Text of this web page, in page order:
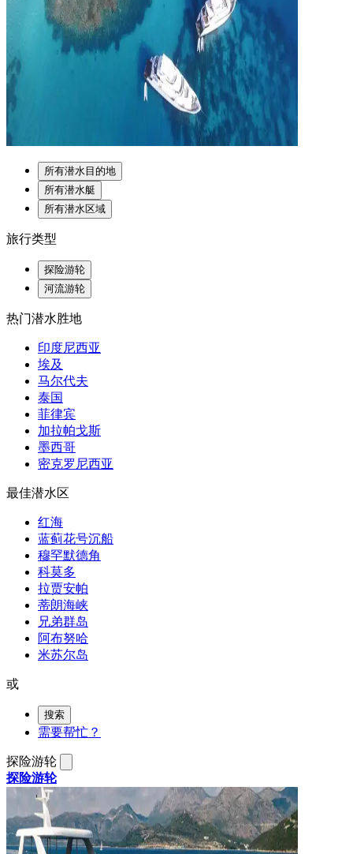
所有潜水目的地
所有潜水艇
所有潜水区域
旅行类型
探险游轮
河流游轮
热门潜水胜地
印度尼西亚
埃及
马尔代夫
泰国
菲律宾
加拉帕戈斯
墨西哥
密克罗尼西亚
最佳潜水区
红海
蓝蓟花号沉船
穆罕默德角
科莫多
拉贾安帕
蒂朗海峡
兄弟群岛
阿布努哈
米苏尔岛
或
搜索
需要帮忙？
探险游轮
探险游轮